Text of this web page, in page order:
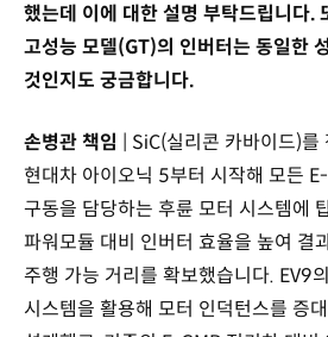
했는데 이에 대한 설명 부탁드립니다.
고성능 모델(GT)의 인버터는 동일한
것인지도 궁금합니다.
손병관 책임 | SiC(실리콘 카바이드)
현대차 아이오닉 5부터 시작해 모든
구동을 담당하는 후륜 모터 시스템에
파워모듈 대비 인버터 효율을 높여 결
주행 가능 거리를 확보했습니다. EV9
시스템을 활용해 모터 인덕턴스를 증